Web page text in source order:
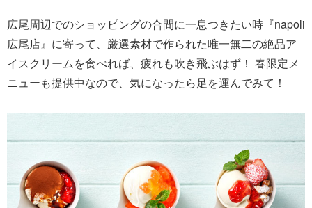
広尾周辺でのショッピングの合間に一息つきたい時『napoli
広尾店』に寄って、厳選素材で作られた唯一無二の絶品ア
イスクリームを食べれば、疲れも吹き飛ぶはず！ 春限定メ
ニューも提供中なので、気になったら足を運んでみて！